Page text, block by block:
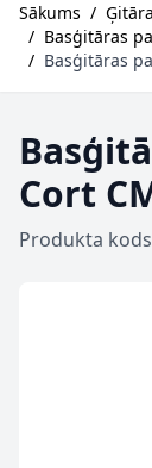
Sākums /
/ Basģitāras
/ Basģitāras
Cort
Produkta